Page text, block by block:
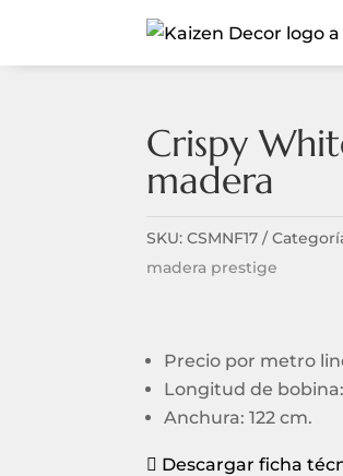
Crispy
madera
SKU:CSMNF17
madera prestige
Precio por metro
Longitud de
Anchura: 122 cm.
 Descargar ficha